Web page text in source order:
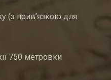
(з прив’язкою для
750 метровки